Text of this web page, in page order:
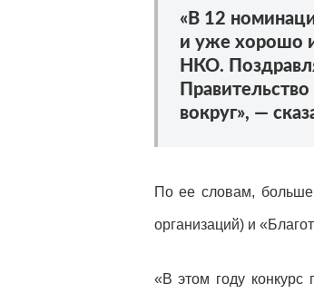
«В 12
и уже хорошо
НКО.
вокруг», —
По ее словам,
организаций) и
«В этом году